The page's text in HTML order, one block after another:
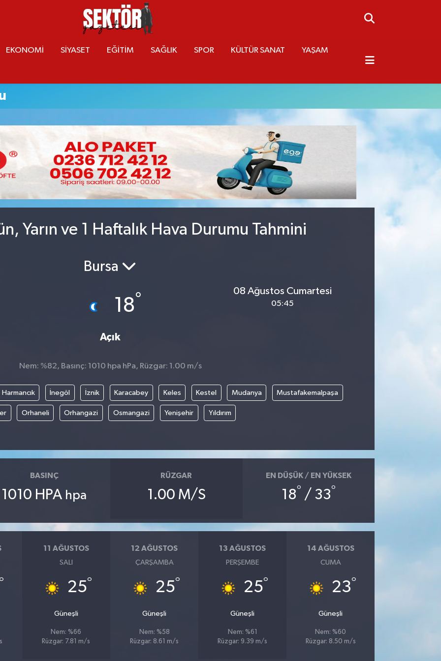
EKONOMİ SİYASET EĞİTİM SAĞLIK SPOR KÜLTÜR SANAT YAŞAM
Yarın ve 1 Haftalık Hava Durumu Tahmini
Bursa
18°
Açık
08 Ağustos Cumartesi
05:45
Nem: %82, Basınç: 1010 hpa hPa, Rüzgar: 1.00 m/s
Harmancık İnegöl İznik Karacabey Keles Kestel Mudanya Mustafakemalpaşa
Orhaneli Orhangazi Osmangazi Yenişehir Yıldırım
BASINÇ
1010 HPA hpa
RÜZGAR
1.00 M/S
EN DÜŞÜK / EN YÜKSEK
18° / 33°
11 AĞUSTOS
SALI
25°
Güneşli
Nem: %66
Rüzgar: 7.81 m/s
12 AĞUSTOS
ÇARŞAMBA
25°
Güneşli
Nem: %58
Rüzgar: 8.61 m/s
13 AĞUSTOS
PERŞEMBE
25°
Güneşli
Nem: %61
Rüzgar: 9.39 m/s
14 AĞUSTOS
CUMA
23°
Güneşli
Nem: %60
Rüzgar: 8.50 m/s